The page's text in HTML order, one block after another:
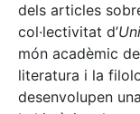
dels articles
col·lectivitat d’
món acadèmic de
literatura i la
desenvolupen